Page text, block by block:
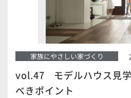
家族にやさしい家づくり
vol.47 モデルハウス見
べきポイント